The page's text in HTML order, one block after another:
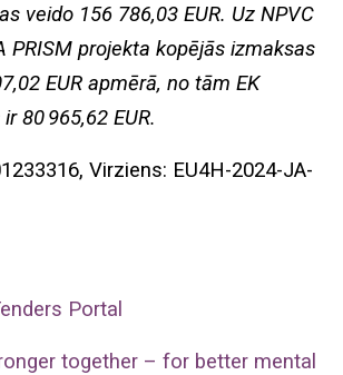
veido 156 786,03 EUR. Uz NPVC
PRISM projekta kopējās izmaksas
EUR apmērā, no tām EK
80 965,62 EUR.
Virziens: EU4H-2024-JA-
Portal
together – for better mental